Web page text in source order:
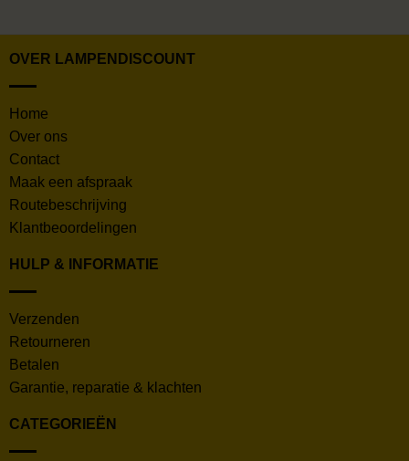
OVER LAMPENDISCOUNT
Home
Over ons
Contact
Maak een afspraak
Routebeschrijving
Klantbeoordelingen
HULP & INFORMATIE
Verzenden
Retourneren
Betalen
Garantie, reparatie & klachten
CATEGORIEËN